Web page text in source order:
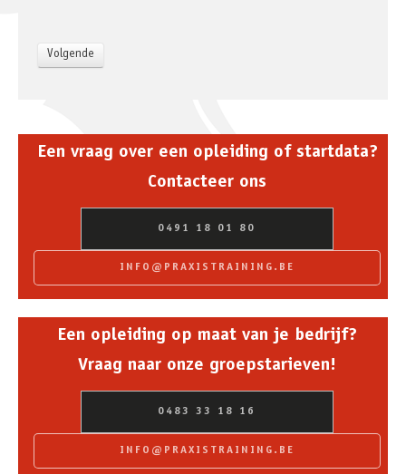
Een vraag over een opleiding of startdata?
Contacteer ons
0491 18 01 80
INFO@PRAXISTRAINING.BE
Een opleiding op maat van je bedrijf?
Vraag naar onze groepstarieven!
0483 33 18 16
INFO@PRAXISTRAINING.BE